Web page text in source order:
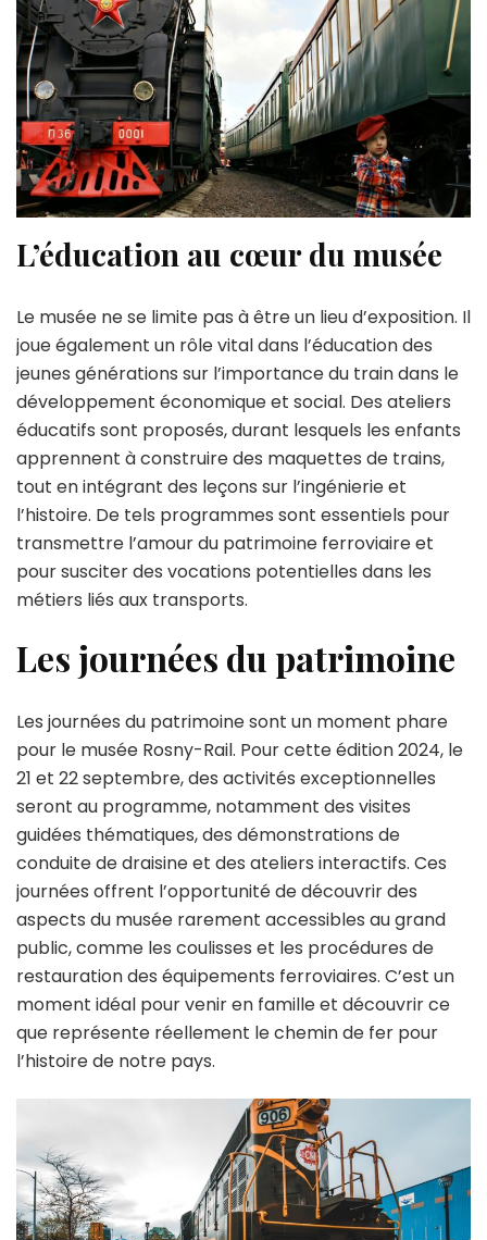
L’éducation au cœur du musée
Le musée ne se limite pas à être un lieu d’exposition. Il
joue également un rôle vital dans l’éducation des
jeunes générations sur l’importance du train dans le
développement économique et social. Des ateliers
éducatifs sont proposés, durant lesquels les enfants
apprennent à construire des maquettes de trains,
tout en intégrant des leçons sur l’ingénierie et
l’histoire. De tels programmes sont essentiels pour
transmettre l’amour du patrimoine ferroviaire et
pour susciter des vocations potentielles dans les
métiers liés aux transports.
Les journées du patrimoine
Les journées du patrimoine sont un moment phare
pour le musée Rosny-Rail. Pour cette édition 2024, le
21 et 22 septembre, des activités exceptionnelles
seront au programme, notamment des visites
guidées thématiques, des démonstrations de
conduite de draisine et des ateliers interactifs. Ces
journées offrent l’opportunité de découvrir des
aspects du musée rarement accessibles au grand
public, comme les coulisses et les procédures de
restauration des équipements ferroviaires. C’est un
moment idéal pour venir en famille et découvrir ce
que représente réellement le chemin de fer pour
l’histoire de notre pays.